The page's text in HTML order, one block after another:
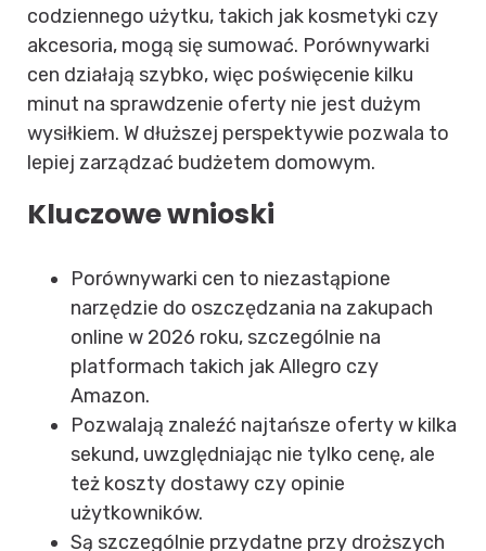
codziennego użytku, takich jak kosmetyki czy
akcesoria, mogą się sumować. Porównywarki
cen działają szybko, więc poświęcenie kilku
minut na sprawdzenie oferty nie jest dużym
wysiłkiem. W dłuższej perspektywie pozwala to
lepiej zarządzać budżetem domowym.
Kluczowe wnioski
Porównywarki cen to niezastąpione
narzędzie do oszczędzania na zakupach
online w 2026 roku, szczególnie na
platformach takich jak Allegro czy
Amazon.
Pozwalają znaleźć najtańsze oferty w kilka
sekund, uwzględniając nie tylko cenę, ale
też koszty dostawy czy opinie
użytkowników.
Są szczególnie przydatne przy droższych